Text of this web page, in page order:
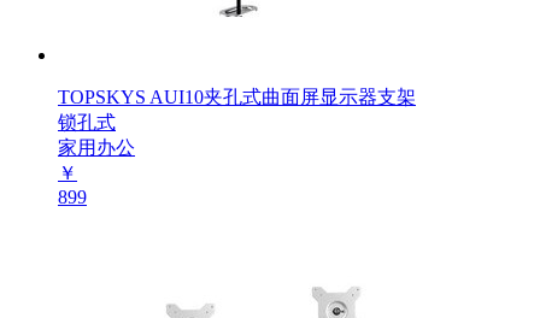
TOPSKYS AUI10夹孔式曲面屏显示器支架
锁孔式
家用办公
￥
899